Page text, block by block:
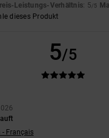
Leistungs-Verhältnis: 5/5
dieses Produkt
5/5
- Français